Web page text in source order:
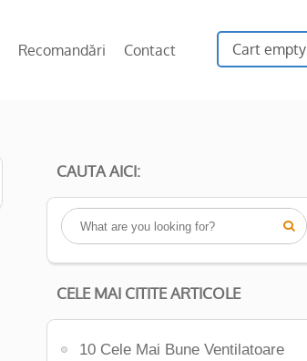
Cart empty
Recomandări Contact
CAUTA AICI:

CELE MAI CITITE ARTICOLE
10 Cele Mai Bune Ventilatoare